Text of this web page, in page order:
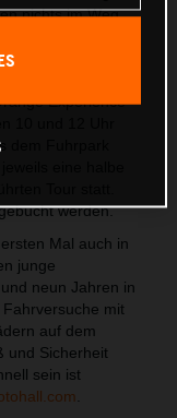
nichts im Weg.
KTM Bike aus
Experience
dem Fuhrpark
werden.
Mal auch in
junge
neun Jahren in
mit
auf dem
und Sicherheit
sein ist